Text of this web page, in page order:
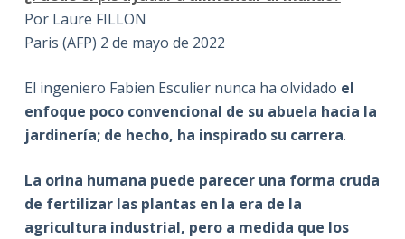
Por Laure FILLON
Paris (AFP) 2 de mayo de 2022
El ingeniero Fabien Esculier nunca ha olvidado el
enfoque poco convencional de su abuela hacia la
jardinería; de hecho, ha inspirado su carrera.
La orina humana puede parecer una forma cruda
de fertilizar las plantas en la era de la
agricultura industrial, pero a medida que los